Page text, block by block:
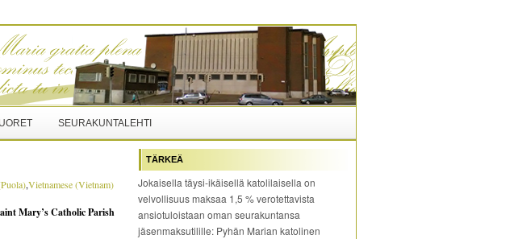
SEURAKUNTALEHTI
Puola)Vietnamese(Vietnam)
Mary’s Catholic Parish
TÄRKEÄ
Jokaisella täysi-ikäisellä katolilaisella on
velvollisuus maksaa 1,5 % verotettavista
ansiotuloistaan oman seurakuntansa
jäsenmaksutilille: Pyhän Marian katolinen